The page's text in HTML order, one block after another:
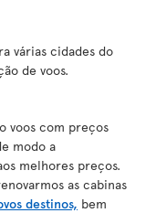
várias cidades do
de voos.
voos com preços
modo a
melhores preços.
as cabinas
destinos, bem